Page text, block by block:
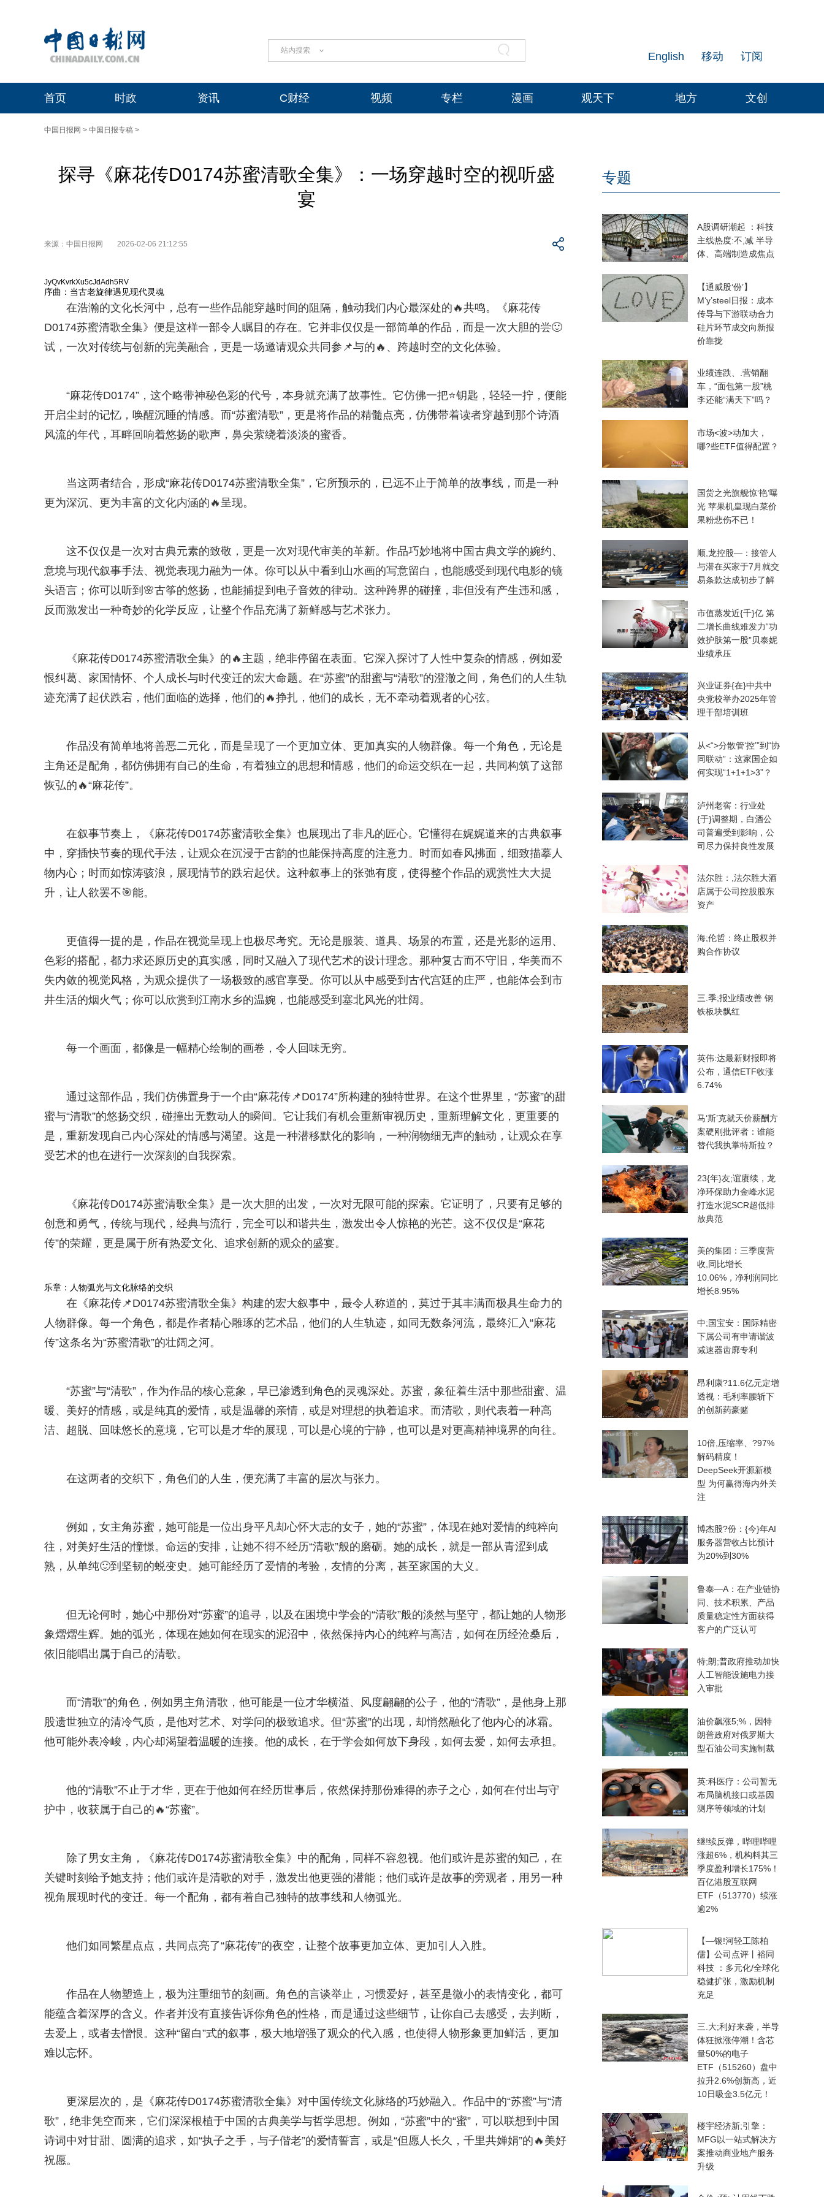
站内搜索 订阅
移动
English
首页 时政 资讯 C财经 视频 专栏 漫画 观天下 地方 文创
中国日报网 > 中国日报专稿 >
探寻《麻花传D0174苏蜜清歌全集》：一场穿越时空的视听盛
宴
来源：中国日报网 2026-02-06 21:12:55
JyQvKvrkXu5cJdAdh5RV
序曲：当古老旋律遇见现代灵魂
在浩瀚的文化长河中，总有一些作品能穿越时间的阻隔，触动我们内心最深处的🔥共鸣。《麻花传
D0174苏蜜清歌全集》便是这样一部令人瞩目的存在。它并非仅仅是一部简单的作品，而是一次大胆的尝🙂
试，一次对传统与创新的完美融合，更是一场邀请观众共同参📌与的🔥、跨越时空的文化体验。
“麻花传D0174”，这个略带神秘色彩的代号，本身就充满了故事性。它仿佛一把⭐钥匙，轻轻一拧，便能
开启尘封的记忆，唤醒沉睡的情感。而“苏蜜清歌”，更是将作品的精髓点亮，仿佛带着读者穿越到那个诗酒
风流的年代，耳畔回响着悠扬的歌声，鼻尖萦绕着淡淡的蜜香。
当这两者结合，形成“麻花传D0174苏蜜清歌全集”，它所预示的，已远不止于简单的故事线，而是一种
更为深沉、更为丰富的文化内涵的🔥呈现。
这不仅仅是一次对古典元素的致敬，更是一次对现代审美的革新。作品巧妙地将中国古典文学的婉约、
意境与现代叙事手法、视觉表现力融为一体。你可以从中看到山水画的写意留白，也能感受到现代电影的镜
头语言；你可以听到🌸古筝的悠扬，也能捕捉到电子音效的律动。这种跨界的碰撞，非但没有产生违和感，
反而激发出一种奇妙的化学反应，让整个作品充满了新鲜感与艺术张力。
《麻花传D0174苏蜜清歌全集》的🔥主题，绝非停留在表面。它深入探讨了人性中复杂的情感，例如爱
恨纠葛、家国情怀、个人成长与时代变迁的宏大命题。在“苏蜜”的甜蜜与“清歌”的澄澈之间，角色们的人生轨
迹充满了起伏跌宕，他们面临的选择，他们的🔥挣扎，他们的成长，无不牵动着观者的心弦。
作品没有简单地将善恶二元化，而是呈现了一个更加立体、更加真实的人物群像。每一个角色，无论是
主角还是配角，都仿佛拥有自己的生命，有着独立的思想和情感，他们的命运交织在一起，共同构筑了这部
恢弘的🔥“麻花传”。
在叙事节奏上，《麻花传D0174苏蜜清歌全集》也展现出了非凡的匠心。它懂得在娓娓道来的古典叙事
中，穿插快节奏的现代手法，让观众在沉浸于古韵的也能保持高度的注意力。时而如春风拂面，细致描摹人
物内心；时而如惊涛骇浪，展现情节的跌宕起伏。这种叙事上的张弛有度，使得整个作品的观赏性大大提
升，让人欲罢不🎯能。
更值得一提的是，作品在视觉呈现上也极尽考究。无论是服装、道具、场景的布置，还是光影的运用、
色彩的搭配，都力求还原历史的真实感，同时又融入了现代艺术的设计理念。那种复古而不守旧，华美而不
失内敛的视觉风格，为观众提供了一场极致的感官享受。你可以从中感受到古代宫廷的庄严，也能体会到市
井生活的烟火气；你可以欣赏到江南水乡的温婉，也能感受到塞北风光的壮阔。
每一个画面，都像是一幅精心绘制的画卷，令人回味无穷。
通过这部作品，我们仿佛置身于一个由“麻花传📌D0174”所构建的独特世界。在这个世界里，“苏蜜”的甜
蜜与“清歌”的悠扬交织，碰撞出无数动人的瞬间。它让我们有机会重新审视历史，重新理解文化，更重要的
是，重新发现自己内心深处的情感与渴望。这是一种潜移默化的影响，一种润物细无声的触动，让观众在享
受艺术的也在进行一次深刻的自我探索。
《麻花传D0174苏蜜清歌全集》是一次大胆的出发，一次对无限可能的探索。它证明了，只要有足够的
创意和勇气，传统与现代，经典与流行，完全可以和谐共生，激发出令人惊艳的光芒。这不仅仅是“麻花
传”的荣耀，更是属于所有热爱文化、追求创新的观众的盛宴。
乐章：人物弧光与文化脉络的交织
在《麻花传📌D0174苏蜜清歌全集》构建的宏大叙事中，最令人称道的，莫过于其丰满而极具生命力的
人物群像。每一个角色，都是作者精心雕琢的艺术品，他们的人生轨迹，如同无数条河流，最终汇入“麻花
传”这条名为“苏蜜清歌”的壮阔之河。
“苏蜜”与“清歌”，作为作品的核心意象，早已渗透到角色的灵魂深处。苏蜜，象征着生活中那些甜蜜、温
暖、美好的情感，或是纯真的爱情，或是温馨的亲情，或是对理想的执着追求。而清歌，则代表着一种高
洁、超脱、回味悠长的意境，它可以是才华的展现，可以是心境的宁静，也可以是对更高精神境界的向往。
在这两者的交织下，角色们的人生，便充满了丰富的层次与张力。
例如，女主角苏蜜，她可能是一位出身平凡却心怀大志的女子，她的“苏蜜”，体现在她对爱情的纯粹向
往，对美好生活的憧憬。命运的安排，让她不得不经历“清歌”般的磨砺。她的成长，就是一部从青涩到成
熟，从单纯🙂到坚韧的蜕变史。她可能经历了爱情的考验，友情的分离，甚至家国的大义。
但无论何时，她心中那份对“苏蜜”的追寻，以及在困境中学会的“清歌”般的淡然与坚守，都让她的人物形
象熠熠生辉。她的弧光，体现在她如何在现实的泥沼中，依然保持内心的纯粹与高洁，如何在历经沧桑后，
依旧能唱出属于自己的清歌。
而“清歌”的角色，例如男主角清歌，他可能是一位才华横溢、风度翩翩的公子，他的“清歌”，是他身上那
股遗世独立的清冷气质，是他对艺术、对学问的极致追求。但“苏蜜”的出现，却悄然融化了他内心的冰霜。
他可能外表冷峻，内心却渴望着温暖的连接。他的成长，在于学会如何放下身段，如何去爱，如何去承担。
他的“清歌”不止于才华，更在于他如何在经历世事后，依然保持那份难得的赤子之心，如何在付出与守
护中，收获属于自己的🔥“苏蜜”。
除了男女主角，《麻花传D0174苏蜜清歌全集》中的配角，同样不容忽视。他们或许是苏蜜的知己，在
关键时刻给予她支持；他们或许是清歌的对手，激发出他更强的潜能；他们或许是故事的旁观者，用另一种
视角展现时代的变迁。每一个配角，都有着自己独特的故事线和人物弧光。
他们如同繁星点点，共同点亮了“麻花传”的夜空，让整个故事更加立体、更加引人入胜。
作品在人物塑造上，极为注重细节的刻画。角色的言谈举止，习惯爱好，甚至是微小的表情变化，都可
能蕴含着深厚的含义。作者并没有直接告诉你角色的性格，而是通过这些细节，让你自己去感受，去判断，
去爱上，或者去憎恨。这种“留白”式的叙事，极大地增强了观众的代入感，也使得人物形象更加鲜活，更加
难以忘怀。
更深层次的，是《麻花传D0174苏蜜清歌全集》对中国传统文化脉络的巧妙融入。作品中的“苏蜜”与“清
歌”，绝非凭空而来，它们深深根植于中国的古典美学与哲学思想。例如，“苏蜜”中的“蜜”，可以联想到中国
诗词中对甘甜、圆满的追求，如“执子之手，与子偕老”的爱情誓言，或是“但愿人长久，千里共婵娟”的🔥美好
祝愿。
专题
A股调研潮起 ：科技
主线热度:不,减 半导
体、高端制造成焦点
【通威股‘份’】
M‘y’steel日报：成本
传导与下游联动合力
硅片环节成交向新报
价靠拢
业绩连跌、.营销翻
车，“面包第一股”桃
李还能“满天下”吗？
市场<波>动加大，
哪?些ETF值得配置？
国货之光旗舰惊‘艳’曝
光 苹果机皇现白菜价
果粉悲伤不已！
顺,龙控股—：接管人
与潜在买家于7月就交
易条款达成初步了解
市值蒸发近{千}亿 第
二增长曲线难发力“功
效护肤第一股”贝泰妮
业绩承压
兴业证券{在}中共中
央党校举办2025年管
理干部培训班
从<“>分散管‘控’”到“协
同联动”：这家国企如
何实现“1+1+1>3”？
泸州老窖：行业处
{于}调整期，白酒公
司普遍受到影响，公
司尽力保持良性发展
法尔胜：,法尔胜大酒
店属于公司控股股东
资产
海;伦哲：终止股权并
购合作协议
三.季;报业绩改善 钢
铁板块飘红
英伟:达最新财报即将
公布，通信ETF收涨
6.74%
马‘斯’克就天价薪酬方
案硬刚批评者：谁能
替代我执掌特斯拉？
23{年}友;谊赓续，龙
净环保助力金峰水泥
打造水泥SCR超低排
放典范
美的集团：三季度营
收,同比增长
10.06%，净利润同比
增长8.95%
中;国宝安：国际精密
下属公司有申请谐波
减速器齿廓专利
昂利康?11.6亿元定增
透视：毛利率腰斩下
的创新药豪赌
10倍,压缩率、?97%
解码精度！
DeepSeek开源新模
型 为何赢得海内外关
注
博杰股?份：{今}年AI
服务器营收占比预计
为20%到30%
鲁泰—A：在产业链协
同、技术积累、产品
质量稳定性方面获得
客户的广泛认可
特;朗;普政府推动加快
人工智能设施电力接
入审批
油价飙涨5;%，因特
朗普政府对俄罗斯大
型石油公司实施制裁
英:科医疗：公司暂无
布局脑机接口或基因
测序等领域的计划
继!续反弹，哔哩哔哩
涨超6%，机构料其三
季度盈利增长175%！
百亿港股互联网
ETF（513770）续涨
逾2%
【—银!河轻工陈柏
儒】公司点评丨裕同
科技 ：多元化/全球化
稳健扩张，激励机制
充足
三.大;利好来袭，半导
体狂掀涨停潮！含芯
量50%的电子
ETF（515260）盘中
拉升2.6%创新高，近
10日吸金3.5亿元！
楼宇经济新;引擎：
MFG以一站式解决方
案推动商业地产服务
升级